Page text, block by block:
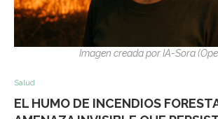
Imagen creada por IA-Sora
Salud
EL HUMO DE INCENDIOS